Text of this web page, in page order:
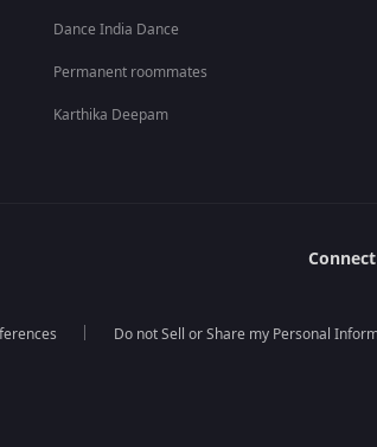
Dance India Dance
Permanent roommates
Karthika Deepam
Do not Sell or Share my Personal